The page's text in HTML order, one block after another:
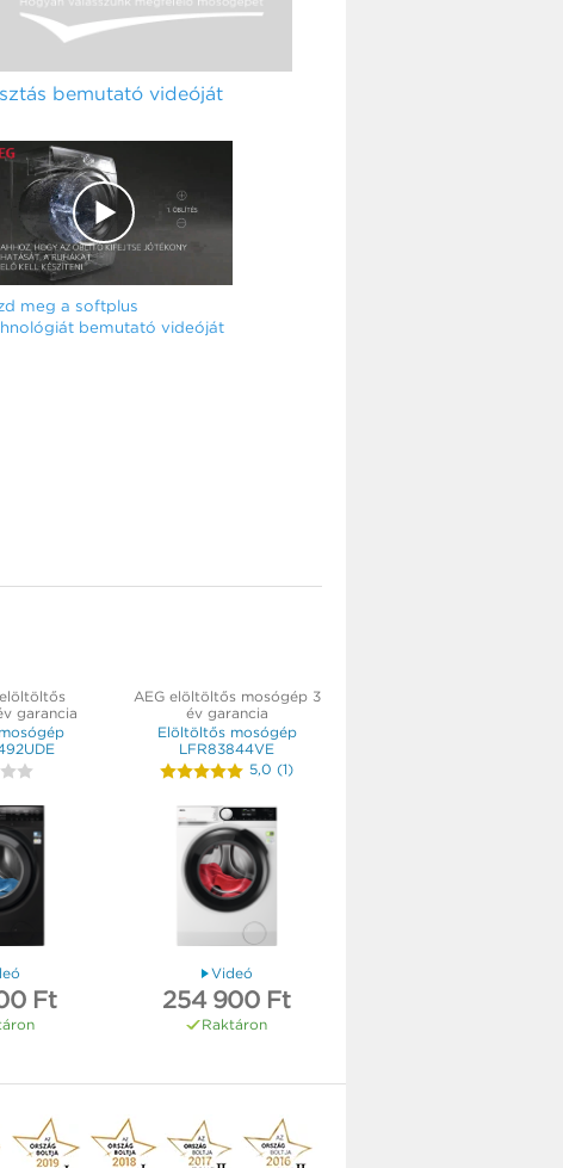
bemutató videóját
meg a softplus
bemutató videóját
garancia
Ft
AEG elöltöltős mosógép 3
év garancia
Elöltöltős mosógép
LFR83844VE
5,0 (1)
Videó
254 900 Ft
Raktáron